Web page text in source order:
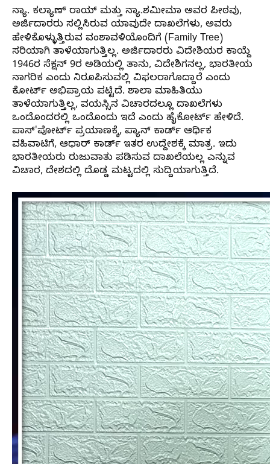
ನ್ಯಾ. ಕಲ್ಯಾಣ್ ರಾಯ್ ಮತ್ತು ನ್ಯಾ.ಶಮೀಮಾ ಅವರ ಪೀಠವು,
ಅರ್ಜಿದಾರರು ಸಲ್ಲಿಸಿರುವ ಯಾವುದೇ ದಾಖಲೆಗಳು, ಅವರು
ಹೇಳಿಕೊಳ್ಳುತ್ತಿರುವ ವಂಶಾವಳಿಯೊಂದಿಗೆ (Family Tree)
ಸರಿಯಾಗಿ ತಾಳೆಯಾಗುತ್ತಿಲ್ಲ. ಅರ್ಜಿದಾರರು ವಿದೇಶಿಯರ ಕಾಯ್ದೆ
1946ರ ಸೆಕ್ಷನ್ 9ರ ಅಡಿಯಲ್ಲಿ ತಾನು, ವಿದೇಶಿಗನಲ್ಲ, ಭಾರತೀಯ
ನಾಗರಿಕ ಎಂದು ನಿರೂಪಿಸುವಲ್ಲಿ ವಿಫಲರಾಗೊದ್ದಾರೆ ಎಂದು
ಕೋರ್ಟ್ ಅಭಿಪ್ರಾಯ ಪಟ್ಟಿದೆ. ಶಾಲಾ ಮಾಹಿತಿಯು
ತಾಳೆಯಾಗುತ್ತಿಲ್ಲ, ವಯಸ್ಸಿನ ವಿಚಾರದಲ್ಲೂ ದಾಖಲೆಗಳು
ಒಂದೊಂದರಲ್ಲಿ ಒಂದೊಂದು ಇದೆ ಎಂದು ಹೈಕೋರ್ಟ್ ಹೇಳಿದೆ.
ಪಾಸ್'ಪೋರ್ಟ್ ಪ್ರಯಾಣಕ್ಕೆ, ಪ್ಯಾನ್ ಕಾರ್ಡ್ ಆರ್ಥಿಕ
ವಹಿವಾಟಿಗೆ, ಆಧಾರ್ ಕಾರ್ಡ್ ಇತರ ಉದ್ದೇಶಕ್ಕೆ ಮಾತ್ರ. ಇದು
ಭಾರತೀಯರು ರುಜುವಾತು ಪಡಿಸುವ ದಾಖಲೆಯಲ್ಲ ಎನ್ನುವ
ವಿಚಾರ, ದೇಶದಲ್ಲಿ ದೊಡ್ಡ ಮಟ್ಟದಲ್ಲಿ ಸುದ್ದಿಯಾಗುತ್ತಿದೆ.